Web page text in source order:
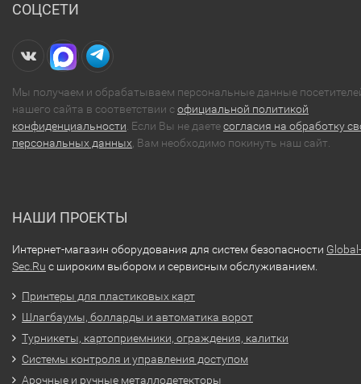
СОЦСЕТИ
Мы получаем и обрабатываем персональные данные
нашего сайта в соответствии софициальной политикой
конфиденциальности . Если Вы не даетесогласия на обработку
персональных данных , Вам необходимо покинуть наш сайт.
НАШИ ПРОЕКТЫ
Интернет-магазин оборудования для систем безопасности Global-
Sec.Ru с широким выбором и сервисным обслуживанием.
Принтеры для пластиковых карт
Шлагбаумы, болларды и автоматика ворот
Турникеты, картоприемники, ограждения, калитки
Системы контроля и управления доступом
Арочные и ручные металлодетекторы